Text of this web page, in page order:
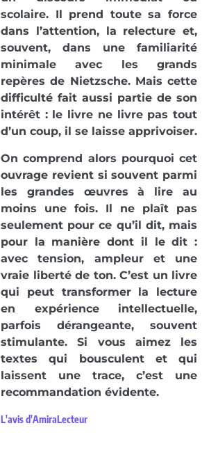
scolaire. Il prend toute sa force
dans l’attention, la relecture et,
souvent, dans une familiarité
minimale avec les grands
repères de Nietzsche. Mais cette
difficulté fait aussi partie de son
intérêt : le livre ne livre pas tout
d’un coup, il se laisse apprivoiser.
On comprend alors pourquoi cet
ouvrage revient si souvent parmi
les grandes œuvres à lire au
moins une fois. Il ne plaît pas
seulement pour ce qu’il dit, mais
pour la manière dont il le dit :
avec tension, ampleur et une
vraie liberté de ton. C’est un livre
qui peut transformer la lecture
en expérience intellectuelle,
parfois dérangeante, souvent
stimulante. Si vous aimez les
textes qui bousculent et qui
laissent une trace, c’est une
recommandation évidente.
L'avis d'AmiraLecteur